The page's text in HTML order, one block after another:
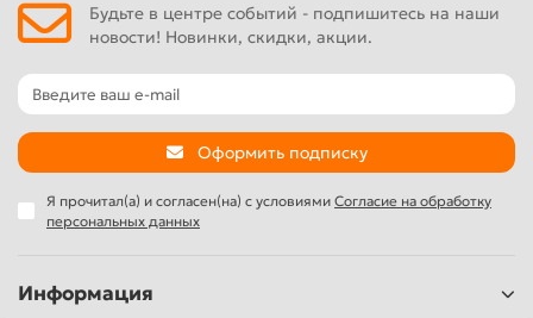
Будьте в центре событий - подпишитесь на наши
новости! Новинки, скидки, акции.
Оформить подписку
Я прочитал(а) и согласен(на) с условиями Согласие на обработку
персональных данных
Информация